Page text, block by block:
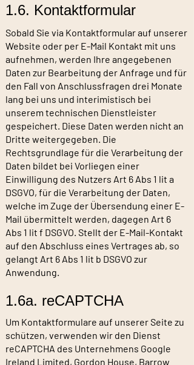
1.6. Kontaktformular
Sobald Sie via Kontaktformular auf unserer
Website oder per E-Mail Kontakt mit uns
aufnehmen, werden Ihre angegebenen
Daten zur Bearbeitung der Anfrage und für
den Fall von Anschlussfragen drei Monate
lang bei uns und interimistisch bei
unserem technischen Dienstleister
gespeichert. Diese Daten werden nicht an
Dritte weitergegeben. Die
Rechtsgrundlage für die Verarbeitung der
Daten bildet bei Vorliegen einer
Einwilligung des Nutzers Art 6 Abs 1 lit a
DSGVO, für die Verarbeitung der Daten,
welche im Zuge der Übersendung einer E-
Mail übermittelt werden, dagegen Art 6
Abs 1 lit f DSGVO. Stellt der E-Mail-Kontakt
auf den Abschluss eines Vertrages ab, so
gelangt Art 6 Abs 1 lit b DSGVO zur
Anwendung.
1.6a. reCAPTCHA
Um Kontaktformulare auf unserer Seite zu
schützen, verwenden wir den Dienst
reCAPTCHA des Unternehmens Google
Ireland Limited, Gordon House, Barrow